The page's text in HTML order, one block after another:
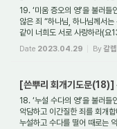
19. ‘미움 증오의 영’을 불러들
않은 죄 “하나님, 하나님께서
같이 너희도 서로 사랑하라(요
Date 2023.04.29 By갈렙
[쓴뿌리 회개기도문(18)]
18. ‘누설 수다의 영’을 불러
악담하고 이간질한 죄를 회개
누설하고 수다를 떨어 때로는